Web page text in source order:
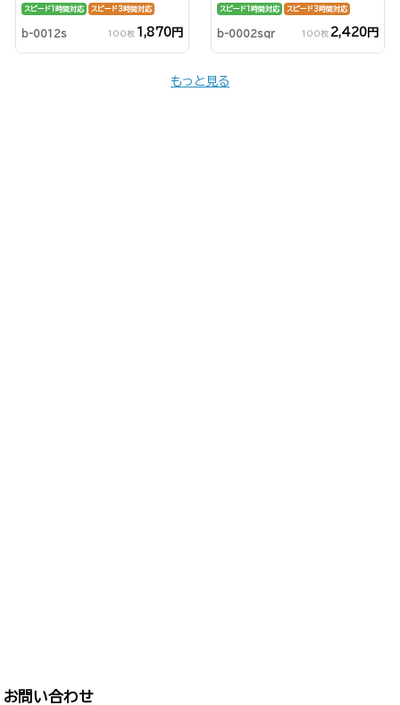
スピード1時間対応 スピード3時間対応
b-0012s 100枚 1,870円
スピード1時間対応 スピード3時間対応
b-0002sqr 100枚 2,420円
もっと見る
お問い合わせ